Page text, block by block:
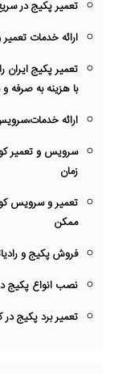
تعمیر پکیج در
ارائه خدمات
تعمیر پکیج ایران
با هزینه به صرفه
ارائه
سرویس و تعمیر
زمان
تعمیر و سرویس
ممکن
فروش پکیج و
نصب انواع پکیج
تعمیر برد پکیج